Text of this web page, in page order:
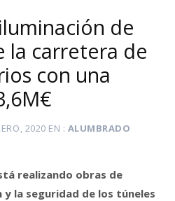
de
la carretera de
con una
2020 EN
ALUMBRADO
realizando obras de
y la seguridad de los túneles